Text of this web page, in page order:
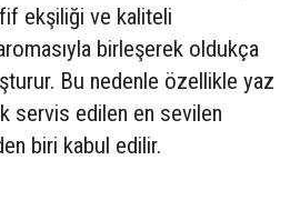
ekşiliği ve kaliteli
birleşerek oldukça
Bu nedenle özellikle yaz
servis edilen en sevilen
biri kabul edilir.